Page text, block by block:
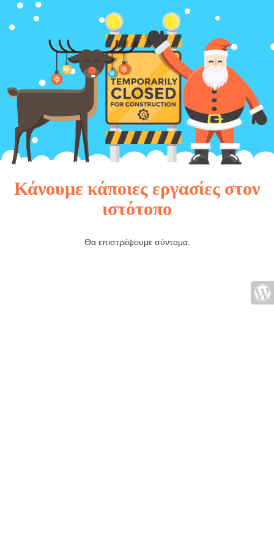
Κάνουμε κάποιες εργασίες στον
ιστότοπο
Θα επιστρέψουμε σύντομα.